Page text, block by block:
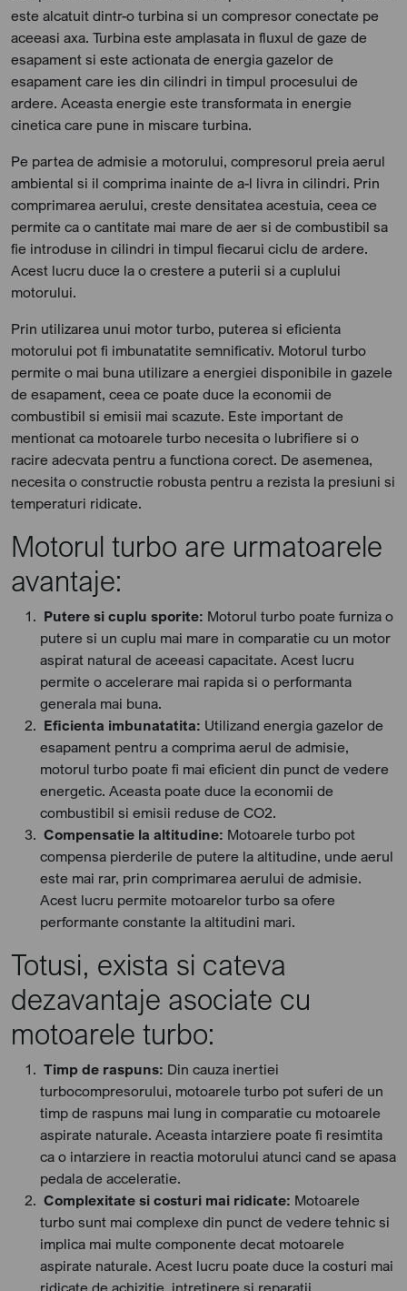
este alcatuit dintr-o turbina si un compresor conectate pe
aceeasi axa. Turbina este amplasata in fluxul de gaze de
esapament si este actionata de energia gazelor de
esapament care ies din cilindri in timpul procesului de
ardere. Aceasta energie este transformata in energie
cinetica care pune in miscare turbina.
Pe partea de admisie a motorului, compresorul preia aerul
ambiental si il comprima inainte de a-l livra in cilindri. Prin
comprimarea aerului, creste densitatea acestuia, ceea ce
permite ca o cantitate mai mare de aer si de combustibil sa
fie introduse in cilindri in timpul fiecarui ciclu de ardere.
Acest lucru duce la o crestere a puterii si a cuplului
motorului.
Prin utilizarea unui motor turbo, puterea si eficienta
motorului pot fi imbunatatite semnificativ. Motorul turbo
permite o mai buna utilizare a energiei disponibile in gazele
de esapament, ceea ce poate duce la economii de
combustibil si emisii mai scazute. Este important de
mentionat ca motoarele turbo necesita o lubrifiere si o
racire adecvata pentru a functiona corect. De asemenea,
necesita o constructie robusta pentru a rezista la presiuni si
temperaturi ridicate.
Motorul turbo are urmatoarele
avantaje:
Putere si cuplu sporite: Motorul turbo poate furniza o
putere si un cuplu mai mare in comparatie cu un motor
aspirat natural de aceeasi capacitate. Acest lucru
permite o accelerare mai rapida si o performanta
generala mai buna.
Eficienta imbunatatita: Utilizand energia gazelor de
esapament pentru a comprima aerul de admisie,
motorul turbo poate fi mai eficient din punct de vedere
energetic. Aceasta poate duce la economii de
combustibil si emisii reduse de CO2.
Compensatie la altitudine: Motoarele turbo pot
compensa pierderile de putere la altitudine, unde aerul
este mai rar, prin comprimarea aerului de admisie.
Acest lucru permite motoarelor turbo sa ofere
performante constante la altitudini mari.
Totusi, exista si cateva
dezavantaje asociate cu
motoarele turbo:
Timp de raspuns: Din cauza inertiei
turbocompresorului, motoarele turbo pot suferi de un
timp de raspuns mai lung in comparatie cu motoarele
aspirate naturale. Aceasta intarziere poate fi resimtita
ca o intarziere in reactia motorului atunci cand se apasa
pedala de acceleratie.
Complexitate si costuri mai ridicate: Motoarele
turbo sunt mai complexe din punct de vedere tehnic si
implica mai multe componente decat motoarele
aspirate naturale. Acest lucru poate duce la costuri mai